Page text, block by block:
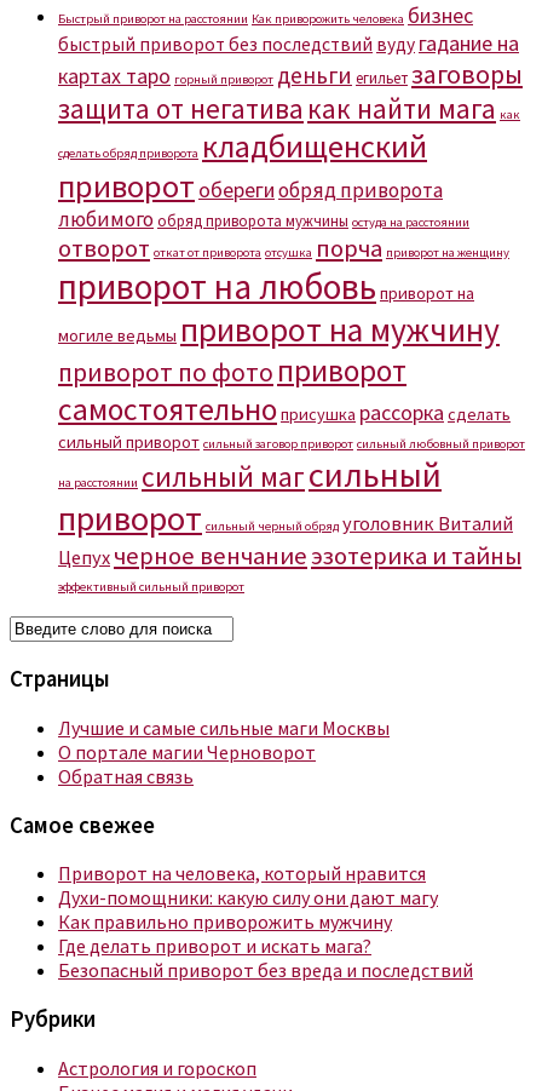
Быстрый приворот на расстоянии Как приворожить человека бизнес
быстрый приворот без последствий вуду гадание на
картах таро горный приворот деньги егильетзаговоры
защита от негатива как найти мага как
сделать обряд приворота кладбищенский
приворот оберегиобряд приворота
любимогообряд приворота мужчины остуда на расстоянии
отворот откат от приворота отсушка порча приворот на женщину
приворот на любовь приворот на
могиле ведьмы приворот на мужчину
приворот по фото приворот
самостоятельноприсушка рассорка сделать
сильный приворот сильный заговор приворот сильный любовный приворот
на расстоянии сильный магсильный
приворот сильный черный обряд уголовник Виталий
Цепух черное венчаниеэзотерика и тайны
эффективный сильный приворот
Страницы
Лучшие и самые сильные маги Москвы
О портале магии Черноворот
Обратная связь
Самое свежее
Приворот на человека, который нравится
Духи-помощники: какую силу они дают магу
Как правильно приворожить мужчину
Где делать приворот и искать мага?
Безопасный приворот без вреда и последствий
Рубрики
Астрология и гороскоп